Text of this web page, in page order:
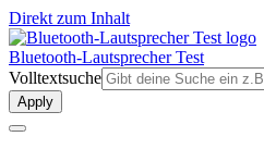
Direkt zum Inhalt
Bluetooth-Lautsprecher Test
Volltextsuche